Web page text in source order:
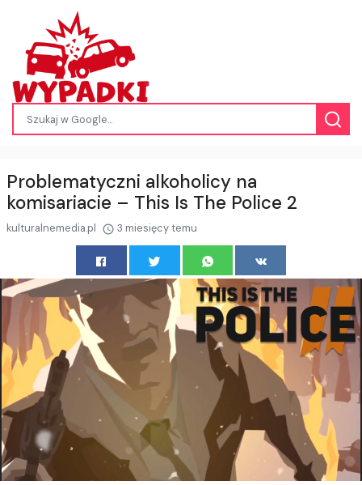
Problematyczni alkoholicy na
komisariacie – This Is The Police 2
kulturalnemedia.pl 3 miesięcy temu